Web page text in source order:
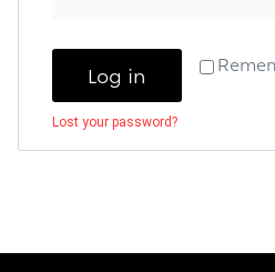
Log in
Lost your password?